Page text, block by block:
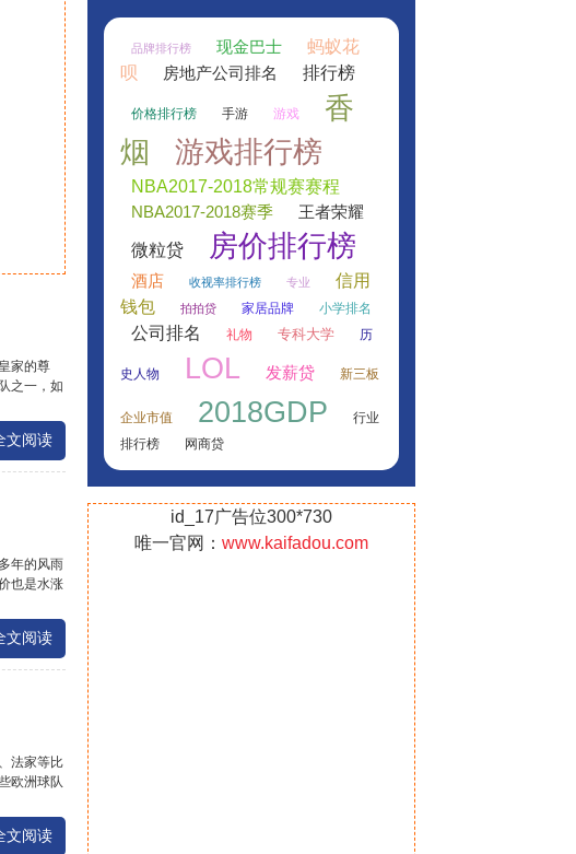
家的尊
之一，如
文阅读
年的风雨
也是水涨
文阅读
法家等比
欧洲球队
文阅读
品牌排行榜 现金巴士
蚂蚁花
呗
房地产公司排名 排行榜
价格排行榜 手游 游戏
香
烟
游戏排行榜
NBA2017-2018常规赛赛程
NBA2017-2018赛季 王者荣耀
微粒贷 房价排行榜
酒店 收视率排行榜 专业
信用
钱包
拍拍贷 家居品牌 小学排名
公司排名 礼物 专科大学 历
史人物 LOL 发薪贷 新三板
企业市值 2018GDP
行业
排行榜
网商贷
id_17广告位300*730
唯一官网： www.kaifadou.com